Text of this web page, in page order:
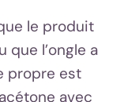
le produit
que l’ongle a
propre est
avec